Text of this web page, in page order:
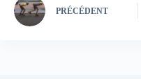
PRÉCÉDENT